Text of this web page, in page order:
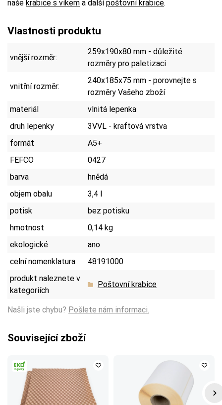
naše krabice s víkem a dalšípoštovní krabice.
Vlastnosti produktu
vnější rozměr:
259x190x80 mm - důležité
rozměry pro paletizaci
vnitřní rozměr:
240x185x75 mm - porovnejte s
rozměry Vašeho zboží
materiál
vlnitá lepenka
druh lepenky
3VVL - kraftová vrstva
formát
A5+
FEFCO
0427
barva
hnědá
objem obalu
3,4 l
potisk
bez potisku
hmotnost
0,14 kg
ekologické
ano
celní nomenklatura
48191000
produkt naleznete v
kategoriích
Poštovní krabice
Našli jste chybu? Pošlete nám informaci.
Související zboží